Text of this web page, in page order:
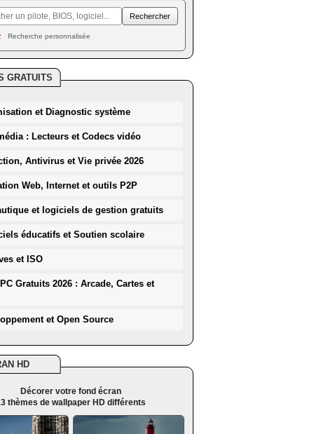
Recherche personnalisée
GRATUITS
et Diagnostic système
: Lecteurs et Codecs vidéo
Antivirus et Vie privée 2026
Web, Internet et outils P2P
et logiciels de gestion gratuits
éducatifs et Soutien scolaire
et ISO
Gratuits 2026 : Arcade, Cartes et
et Open Source
HD
Décorer votre fond écran
thèmes de wallpaper HD différents